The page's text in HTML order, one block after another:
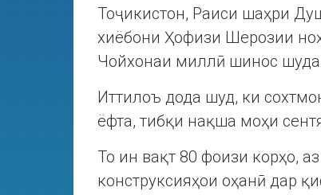
Тоҷикистон, Раиси шаҳри
хиёбони Ҳофизи Шерозии
Чойхонаи миллӣ шинос
Иттилоъ дода шуд, ки
ёфта, тибқи нақша моҳи
То ин вақт 80 фоизи корҳо,
конструксияҳои оҳанӣ дар